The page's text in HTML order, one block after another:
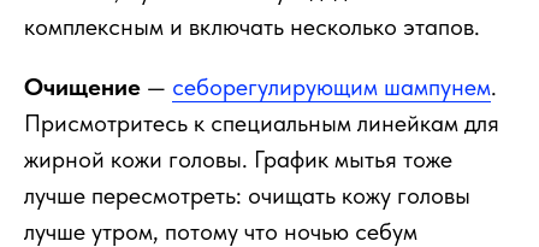
комплексным и включать несколько этапов.
Очищение — себорегулирующим шампунем.
Присмотритесь к специальным линейкам для
жирной кожи головы. График мытья тоже
лучше пересмотреть: очищать кожу головы
лучше утром, потому что ночью себум